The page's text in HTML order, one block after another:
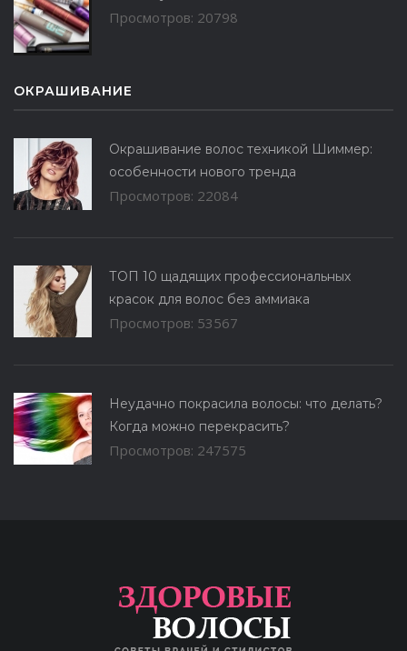
Просмотров: 20798
ОКРАШИВАНИЕ
Окрашивание волос техникой Шиммер:
особенности нового тренда
Просмотров: 22084
ТОП 10 щадящих профессиональных
красок для волос без аммиака
Просмотров: 53567
Неудачно покрасила волосы: что делать?
Когда можно перекрасить?
Просмотров: 247575